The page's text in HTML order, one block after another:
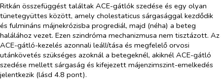
Ritkán összefüggést találtak ACE-gátlók szedése és egy olyan
tünetegyüttes között, amely cholestaticus sárgasággal kezdődik
és fulmináns májnekrózisba progrediál, majd (néha) a beteg
halálához vezet. Ezen szindróma mechanizmusa nem tisztázott. Az
ACE-gátló-kezelés azonnali leállítása és megfelelő orvosi
utánkövetés szükséges azoknál a betegeknél, akiknél ACE-gátló
szedése mellett sárgaság és kifejezett májenzimszint-emelkedés
jelentkezik (lásd 4.8 pont).